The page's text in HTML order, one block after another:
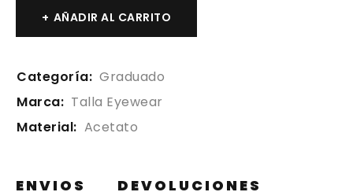
AÑADIR AL CARRITO
Categoría: Graduado
Marca: Talla Eyewear
Material: Acetato
ENVIOS DEVOLUCIONES